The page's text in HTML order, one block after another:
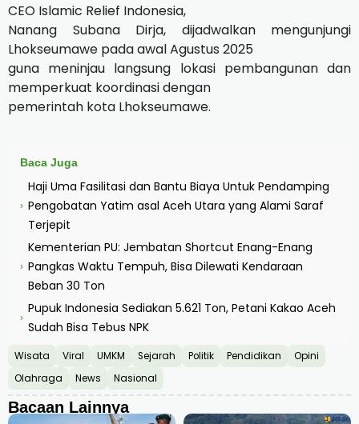
CEO Islamic Relief Indonesia,
Nanang Subana Dirja, dijadwalkan mengunjungi
Lhokseumawe pada awal Agustus 2025
guna meninjau langsung lokasi pembangunan dan
memperkuat koordinasi dengan
pemerintah kota Lhokseumawe.
Baca Juga
›
Haji Uma Fasilitasi dan Bantu Biaya Untuk Pendamping
Pengobatan Yatim asal Aceh Utara yang Alami Saraf
Terjepit
›
Kementerian PU: Jembatan Shortcut Enang-Enang
Pangkas Waktu Tempuh, Bisa Dilewati Kendaraan
Beban 30 Ton
›
Pupuk Indonesia Sediakan 5.621 Ton, Petani Kakao Aceh
Sudah Bisa Tebus NPK
Wisata Viral UMKM Sejarah Politik Pendidikan
Opini
Olahraga
News Nasional
Bacaan Lainnya